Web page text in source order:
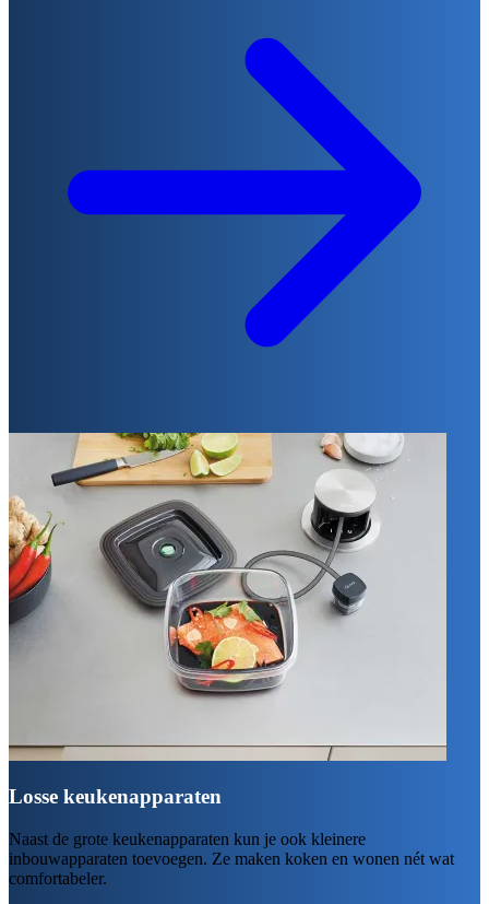
Losse keukenapparaten
Naast de grote keukenapparaten kun je ook kleinere
inbouwapparaten toevoegen. Ze maken koken en wonen nét wat
comfortabeler.